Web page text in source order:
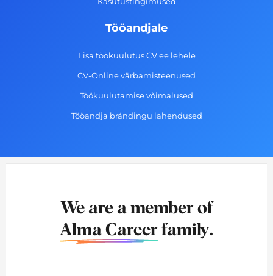
Tööandjale
Lisa töökuulutus CV.ee lehele
CV-Online värbamisteenused
Töökuulutamise võimalused
Tööandja brändingu lahendused
We are a member of
Alma Career family.